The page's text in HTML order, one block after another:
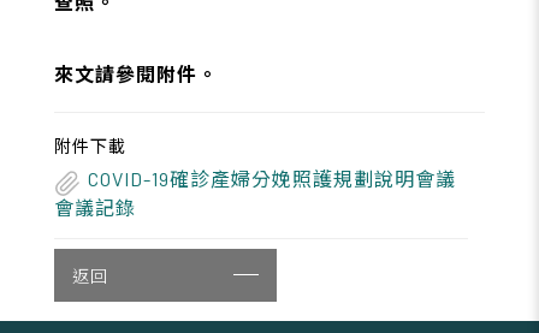
來文請參閱附件 。
附件下載
COVID-19確診產婦分娩照護規劃說明會議
會議記錄
返回